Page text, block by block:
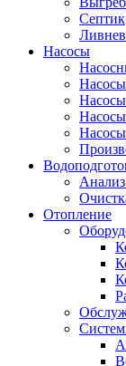
Септик
Насосы
Насосы
Отопление